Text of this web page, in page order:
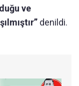
ve
denildi.